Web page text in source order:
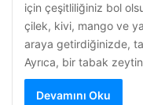
için çeşitliliğiniz bol
çilek, kivi, mango ve
araya getirdiğinizde,
Ayrıca, bir tabak
Devamını Oku